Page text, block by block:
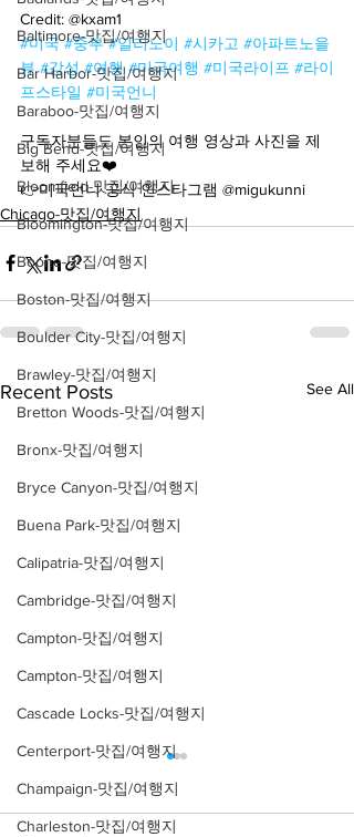
Baltimore-맛집/여행지
Bar Harbor-맛집/여행지
Baraboo-맛집/여행지
Big Bend-맛집/여행지
Bloomfield-맛집/여행지
Bloomington-맛집/여행지
Boone-맛집/여행지
Boston-맛집/여행지
Boulder City-맛집/여행지
Brawley-맛집/여행지
Bretton Woods-맛집/여행지
Bronx-맛집/여행지
Bryce Canyon-맛집/여행지
Buena Park-맛집/여행지
Calipatria-맛집/여행지
Cambridge-맛집/여행지
Campton-맛집/여행지
Campton-맛집/여행지
Cascade Locks-맛집/여행지
Centerport-맛집/여행지
Champaign-맛집/여행지
Charleston-맛집/여행지
Credit: @kxam1
#미국 #중부 #일리노이 #시카고 #아파트노을
뷰 #감성 #여행 #미국여행 #미국라이프 #라이
프스타일 #미국언니
구독자분들도 본인의 여행 영상과 사진을 제
보해 주세요❤️
👉미국언니 공식 인스타그램 @migukunni
Chicago-맛집/여행지
Recent Posts See All